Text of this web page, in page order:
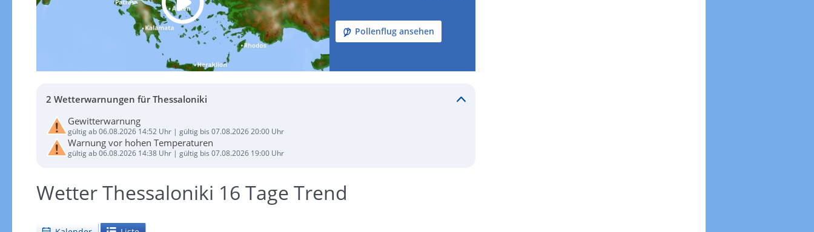
Pollenflug ansehen
2 Wetterwarnungen für Thessaloniki
Gewitterwarnung
gültig ab 06.08.2026 14:52 Uhr | gültig bis 07.08.2026 20:00 Uhr
Warnung vor hohen Temperaturen
gültig ab 06.08.2026 14:38 Uhr | gültig bis 07.08.2026 19:00 Uhr
Wetter Thessaloniki 16 Tage Trend